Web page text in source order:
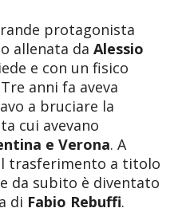
protagonista
allenata da Alessio
e con un fisico
anni fa aveva
a bruciare la
cui avevano
e Verona. A
trasferimento a titolo
da subito è diventato
di Fabio Rebuffi.